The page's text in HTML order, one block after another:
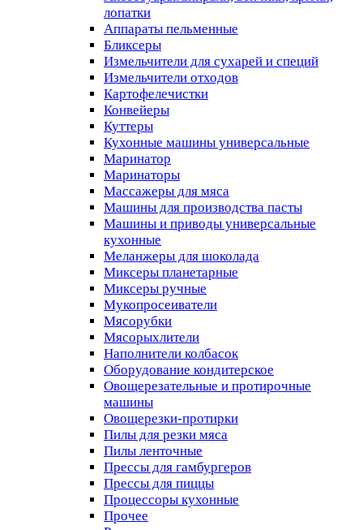
лопатки
Аппараты пельменные
Бликсеры
Измельчители для сухарей и специй
Измельчители отходов
Картофелечистки
Конвейеры
Куттеры
Кухонные машины универсальные
Маринатор
Маринаторы
Массажеры для мяса
Машины для производства пасты
Машины и приводы универсальные
кухонные
Меланжеры для шоколада
Миксеры планетарные
Миксеры ручные
Мукопросеиватели
Мясорубки
Мясорыхлители
Наполнители колбасок
Оборудование кондитерское
Овощерезательные и протирочные
машины
Овощерезки-протирки
Пилы для резки мяса
Пилы ленточные
Прессы для гамбургеров
Прессы для пиццы
Процессоры кухонные
Прочее